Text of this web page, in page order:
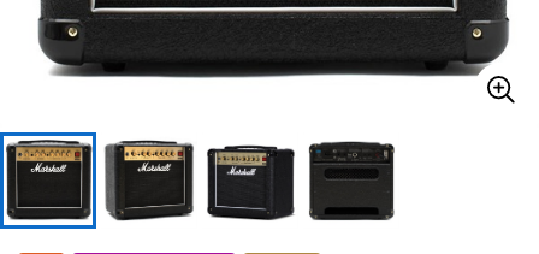
アンプ エフェクター
DJ機器 DTM